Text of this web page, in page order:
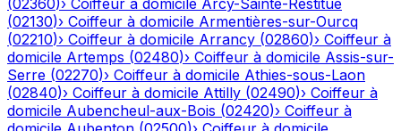
(02360)› Coiffeur à domicile Arcy-Sainte-Restitue
(02130)› Coiffeur à domicile Armentières-sur-Ourcq
(02210)› Coiffeur à domicile Arrancy (02860)› Coiffeur à
domicile Artemps (02480)› Coiffeur à domicile Assis-sur-
Serre (02270)› Coiffeur à domicile Athies-sous-Laon
(02840)› Coiffeur à domicile Attilly (02490)› Coiffeur à
domicile Aubencheul-aux-Bois (02420)› Coiffeur à